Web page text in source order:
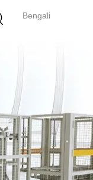
Bengali